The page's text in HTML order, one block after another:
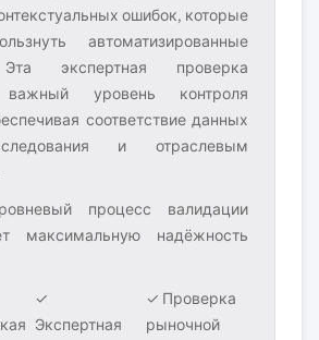
ошибок, которые
автоматизированные
экспертная проверка
важный уровень контроля
соответствие данных
и отраслевым
процесс валидации
максимальную надёжность
✓
Экспертная
✓ Проверка
рыночной